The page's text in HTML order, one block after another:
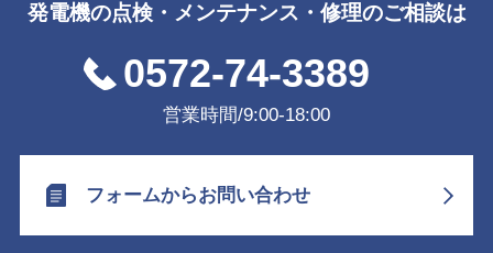
発電機の点検・メンテナンス・修理のご相談は
0572-74-3389
営業時間/9:00-18:00
フォームからお問い合わせ